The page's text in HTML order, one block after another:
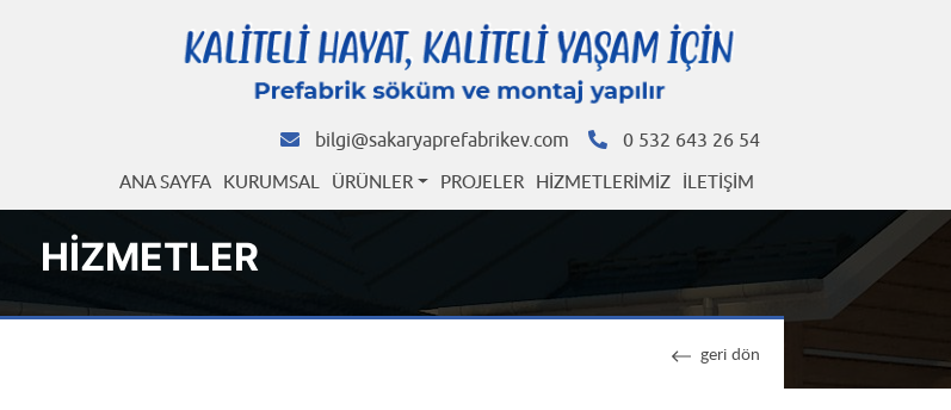
bilgi@sakaryaprefabrikev.com 0 532 643 26 54
ANA SAYFA KURUMSAL ÜRÜNLER PROJELER HIZMETLERIMIZ İLETIŞIM
HIZMETLER
geri dön